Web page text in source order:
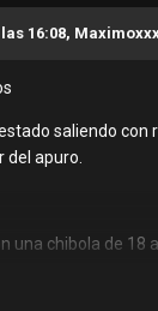
las 16:08,
saliendo con
del apuro.
una chibola de 18